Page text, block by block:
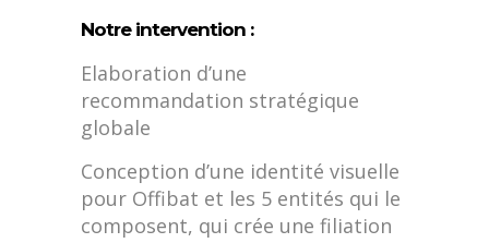
Notre intervention :
Elaboration d’une
recommandation stratégique
globale
Conception d’une identité visuelle
pour Offibat et les 5 entités qui le
composent, qui crée une filiation